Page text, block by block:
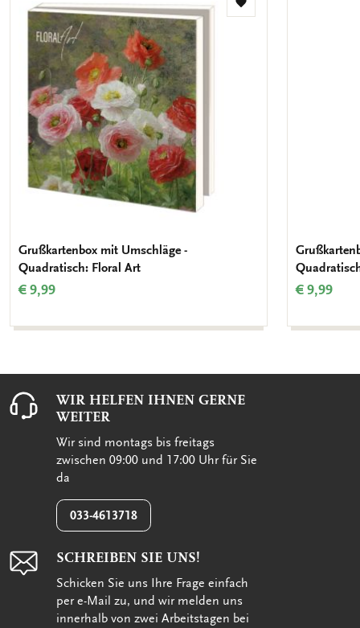
Zur
Grußkartenbox mit Umschläge -
Quadratisch: Floral Art
€ 9,99 € 9,99
WIR HELFEN IHNEN GERNE
WEITER
Wir sind montags bis freitags
zwischen 09:00 und 17:00 Uhr für Sie
da
033-4613718
SCHREIBEN SIE UNS!
Schicken Sie uns Ihre Frage einfach
per e-Mail zu, und wir melden uns
innerhalb von zwei Arbeitstagen bei